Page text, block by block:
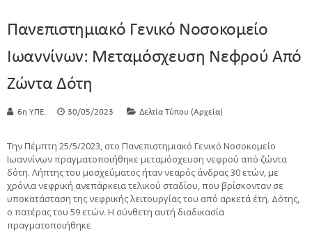
Πανεπιστημιακό Γενικό Νοσοκομείο
Ιωαννίνων: Μεταμόσχευση Νεφρού Από
Ζώντα Δότη
6η Υ.ΠΕ. 30/05/2023 Δελτία Τύπου (Αρχεία)
Την Πέμπτη 25/5/2023, στο Πανεπιστημιακό Γενικό Νοσοκομείο
Ιωαννίνων πραγματοποιήθηκε μεταμόσχευση νεφρού από ζώντα
δότη. Λήπτης του μοσχεύματος ήταν νεαρός άνδρας 30 ετών, με
χρόνια νεφρική ανεπάρκεια τελικού σταδίου, που βρίσκονταν σε
υποκατάσταση της νεφρικής λειτουργίας του από αρκετά έτη. Δότης,
ο πατέρας του 59 ετών. Η σύνθετη αυτή διαδικασία
πραγματοποιήθηκε